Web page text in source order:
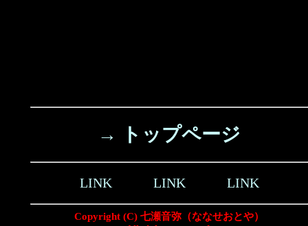
→ トップページ
LINK LINK LINK
Copyright (C) 七瀬音弥（ななせおとや）